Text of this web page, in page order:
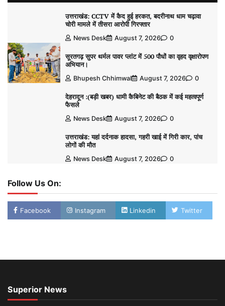
उत्तराखंड: CCTV में कैद हुई हरकत, बदरीनाथ धाम चढ़ावा
चोरी मामले में तीसरा आरोपी गिरफ्तार
News Desk August 7, 2026 0
सूरतगढ़ सुपर थर्मल पावर प्लांट में 500 पौधों का वृहद वृक्षारोपण
अभियान।
Bhupesh Chhimwal August 7, 2026 0
देहरादून :(बड़ी खबर) धामी कैबिनेट की बैठक में कई महत्वपूर्ण
फैसले
News Desk August 7, 2026 0
उत्तराखंड: यहां दर्दनाक हादसा, गहरी खाई में गिरी कार, पांच
लोगों की मौत
News Desk August 7, 2026 0
Follow Us On:
Facebook Instagram Linkedin Twitter
Superior News